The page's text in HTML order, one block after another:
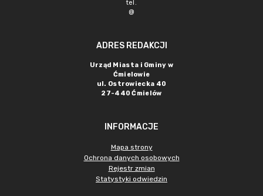
tel.
@
ADRES REDAKCJI
Urząd Miasta i Gminy w
Ćmielowie
ul. Ostrowiecka 40
27-440 Ćmielów
INFORMACJE
Mapa strony
Ochrona danych osobowych
Rejestr zmian
Statystyki odwiedzin